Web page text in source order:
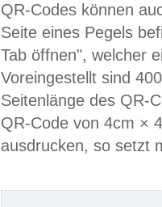
QR-Codes können
Seite eines Pegels
Tab öffnen", welcher
Voreingestellt sind
Seitenlänge des QR-
QR-Code von 4cm ×
ausdrucken, so setzt